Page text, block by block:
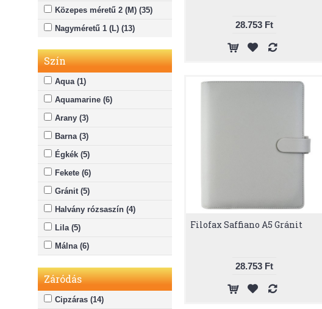
Közepes méretű 2 (M) (35)
Nagyméretű 1 (L) (13)
Szín
Aqua (1)
Aquamarine (6)
Arany (3)
Barna (3)
Égkék (5)
Fekete (6)
Gránit (5)
Halvány rózsaszín (4)
Lila (5)
Málna (6)
Narancs (5)
Piros (5)
Záródás
Cipzáras (14)
28.753 Ft
Filofax Saffiano A5 Gránit
28.753 Ft